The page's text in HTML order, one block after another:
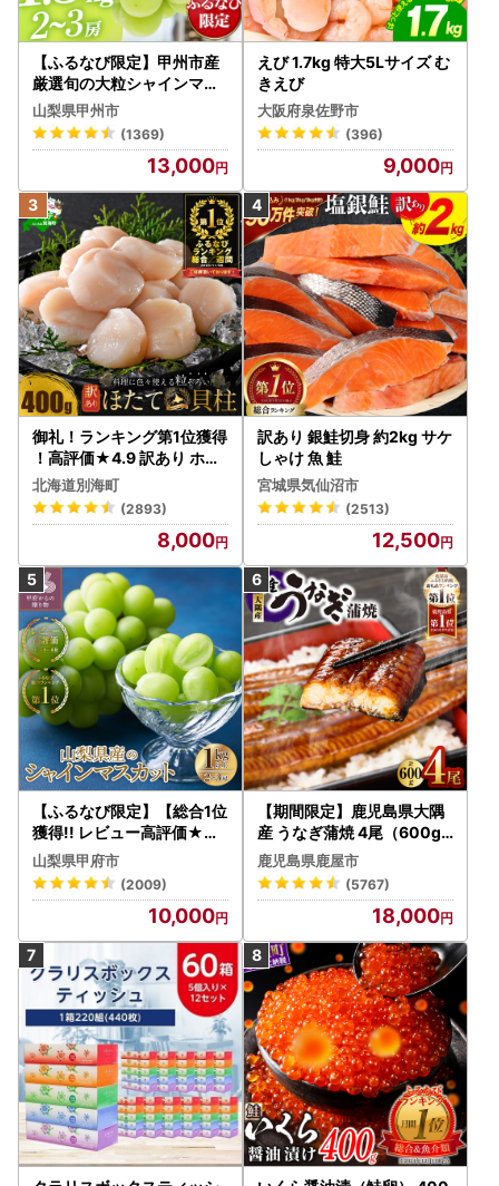
【ふるなび限定】甲州市産
厳選旬の大粒シャインマス
カット 約1.3kg 2～3房【2
026年発送】（MG）B12-
472 FN-Limited-VO シャ
インマスカット フルーツ
山梨県甲州市
(1369)
13,000
えび 1.7kg 特大5Lサイズ む
きえび
大阪府泉佐野市
(396)
9,000
御礼！ランキング第1位獲得
！高評価★4.9 訳あり ホタ
テ 400g（ほたて 帆立 貝柱
冷凍 ）
北海道別海町
(2893)
8,000
訳あり 銀鮭切身 約2kg サケ
しゃけ 魚 鮭
宮城県気仙沼市
(2513)
12,500
【ふるなび限定】【総合1位
獲得!! レビュー高評価★】
〈2026年度配送分〉山梨
県産 シャインマスカット 2
～3房（1.0kg以上）シャイ
ン フルーツ FN-Limited-S
P
山梨県甲府市
(2009)
10,000
【期間限定】鹿児島県大隅
産 うなぎ蒲焼 4尾（600g
） KN007-004-04-cp18
うなぎ 鰻 魚 惣菜 総菜
鹿児島県鹿屋市
(5767)
18,000